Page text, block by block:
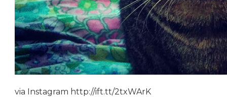
via Instagram http://ift.tt/2txWArK